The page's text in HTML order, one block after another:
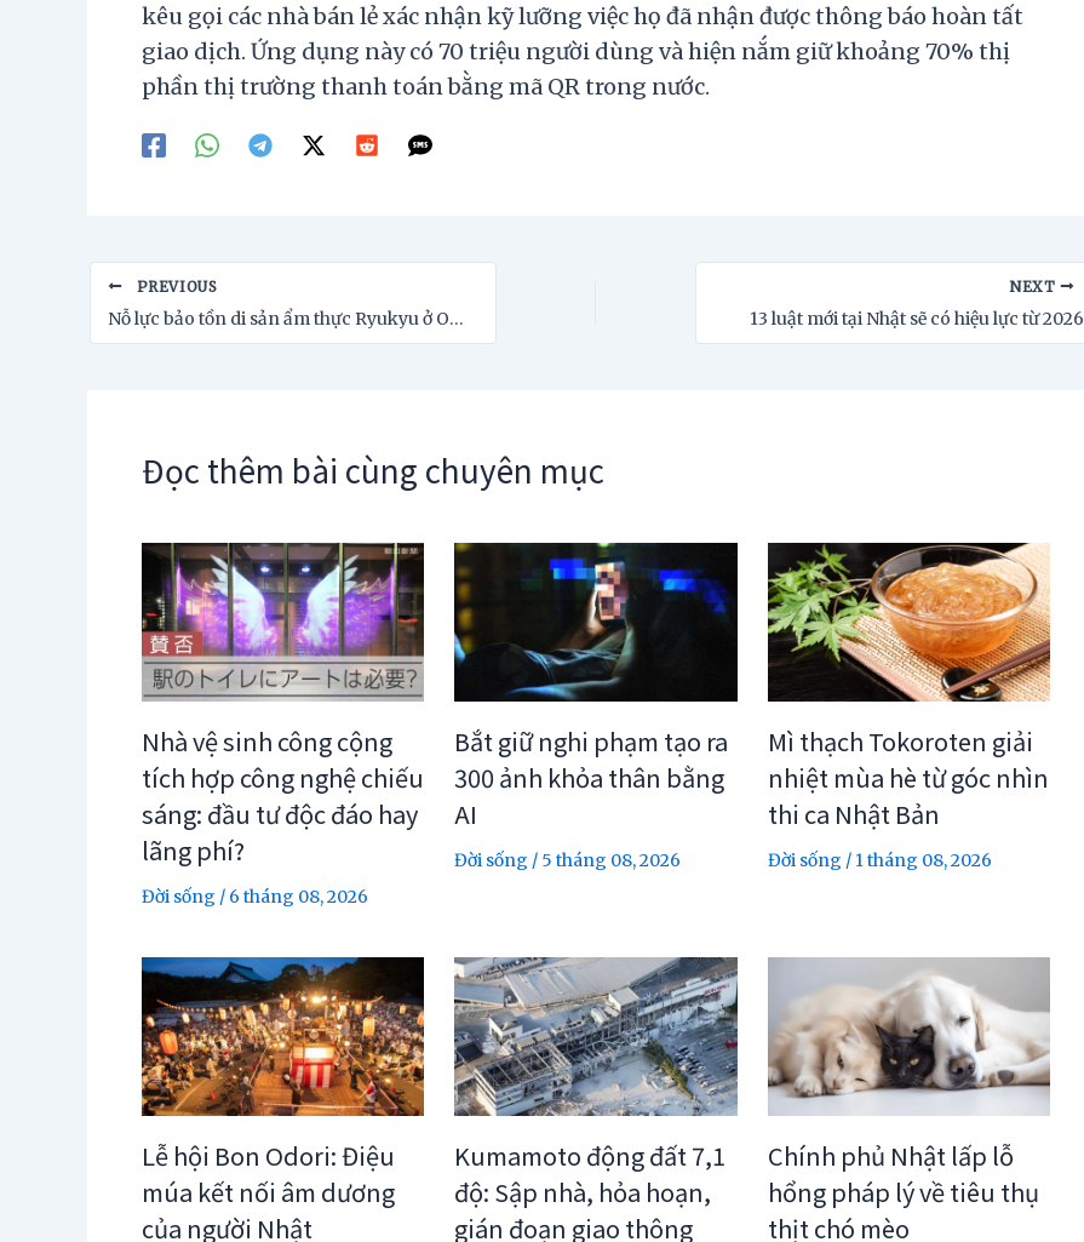
kêu gọi các nhà bán lẻ xác nhận kỹ lưỡng việc họ đã nhận được thông báo hoàn tất
giao dịch. Ứng dụng này có 70 triệu người dùng và hiện nắm giữ khoảng 70% thị
phần thị trường thanh toán bằng mã QR trong nước.
navigation
PREVIOUS
Nỗ lực bảo tồn di sản ẩm thực Ryukyu ở Okinawa
NEXT
13 luật mới tại Nhật sẽ có hiệu lực từ 2026
Đọc thêm bài cùng chuyên mục
Nhà vệ sinh công cộng
tích hợp công nghệ chiếu
sáng: đầu tư độc đáo hay
lãng phí?
Đời sống / 6 tháng 08, 2026
Bắt giữ nghi phạm tạo ra
300 ảnh khỏa thân bằng
AI
Đời sống / 5 tháng 08, 2026
Mì thạch Tokoroten giải
nhiệt mùa hè từ góc nhìn
thi ca Nhật Bản
Đời sống / 1 tháng 08, 2026
Lễ hội Bon Odori: Điệu
múa kết nối âm dương
của người Nhật
Kumamoto động đất 7,1
độ: Sập nhà, hỏa hoạn,
gián đoạn giao thông
Chính phủ Nhật lấp lỗ
hổng pháp lý về tiêu thụ
thịt chó mèo